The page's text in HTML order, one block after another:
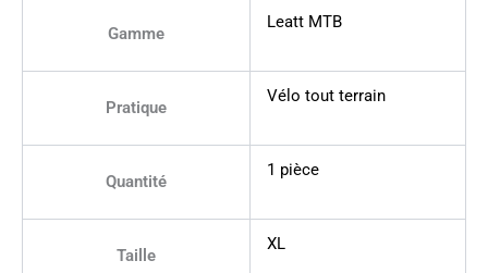
Gamme
Leatt MTB
Pratique
Vélo tout terrain
Quantité
1 pièce
Taille
XL